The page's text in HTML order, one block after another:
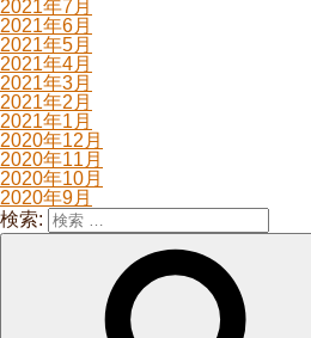
2021年7月
2021年6月
2021年5月
2021年4月
2021年3月
2021年2月
2021年1月
2020年12月
2020年11月
2020年10月
2020年9月
検索: